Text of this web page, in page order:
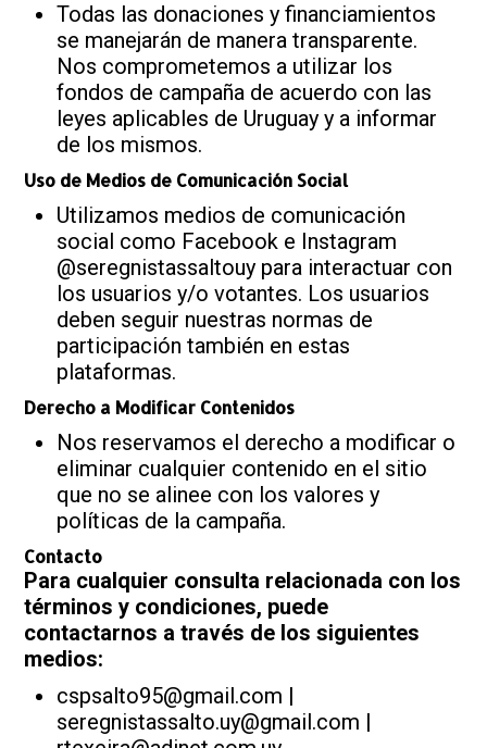
Todas las donaciones y financiamientos
se manejarán de manera transparente.
Nos comprometemos a utilizar los
fondos de campaña de acuerdo con las
leyes aplicables de Uruguay y a informar
de los mismos.
Uso de Medios de Comunicación Social
Utilizamos medios de comunicación
social como Facebook e Instagram
@seregnistassaltouy para interactuar con
los usuarios y/o votantes. Los usuarios
deben seguir nuestras normas de
participación también en estas
plataformas.
Derecho a Modificar Contenidos
Nos reservamos el derecho a modificar o
eliminar cualquier contenido en el sitio
que no se alinee con los valores y
políticas de la campaña.
Contacto
Para cualquier consulta relacionada con los
términos y condiciones, puede
contactarnos a través de los siguientes
medios:
cspsalto95@gmail.com |
seregnistassalto.uy@gmail.com |